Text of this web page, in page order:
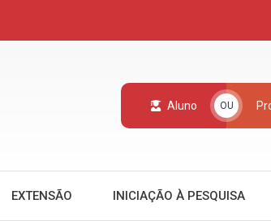
Aluno OU
EXTENSÃO INICIAÇÃO À PESQUISA